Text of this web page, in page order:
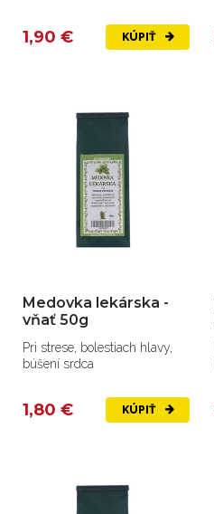
1,90 € KÚPIŤ
Medovka lekárska -
vňať 50g
Pri strese, bolestiach hlavy,
búšení srdca
1,80 € KÚPIŤ